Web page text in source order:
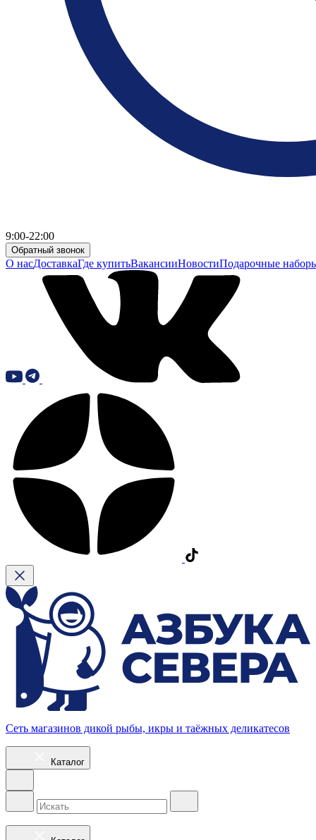
9:00-22:00
Обратный звонок
О насДоставкаГде купитьВакансииНовостиПодарочные
Сеть магазинов дикой рыбы, икры и таёжных деликатесов
Каталог